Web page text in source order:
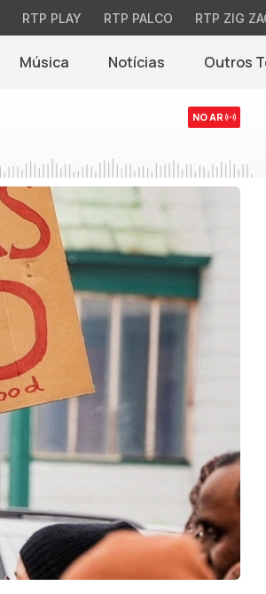
RTP PLAY RTP PALCO RTP ZIG
Música Notícias(abre em nova
Outros
NO AR